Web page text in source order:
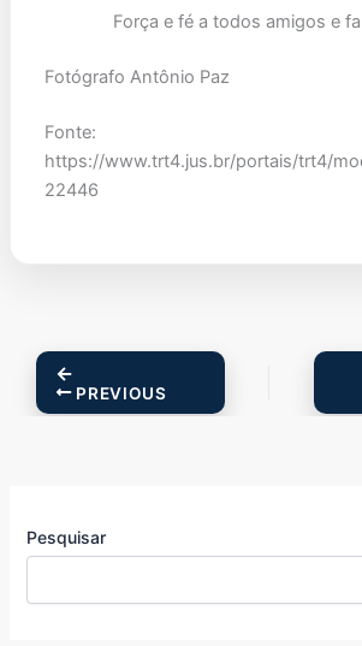
Força e fé a todos amigos e
Fotógrafo Antônio Paz
Fonte:
https://www.trt4.jus.br/portais/trt4/
22446
PREVIOUS
Pesquisar